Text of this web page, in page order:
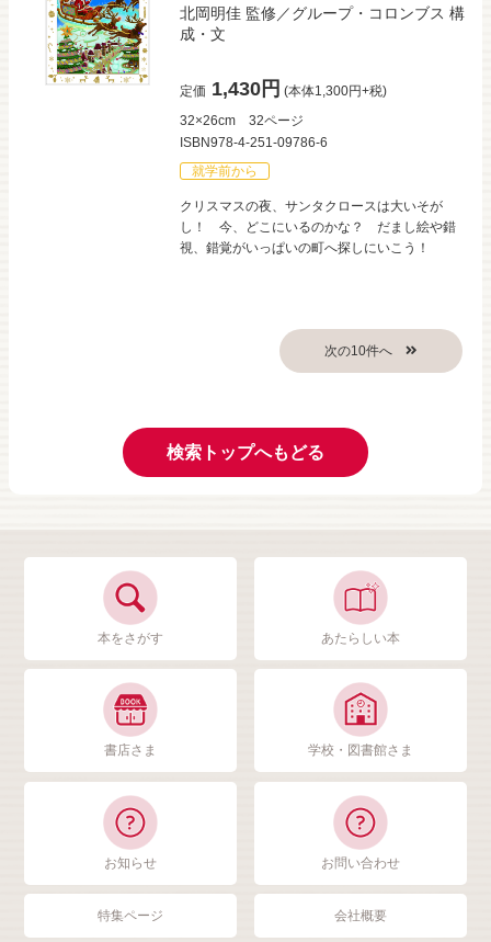
北岡明佳 監修／グループ・コロンブス 構
成・文
定価 1,430円 (本体1,300円+税)
32×26cm
32ページ
ISBN978-4-251-09786-6
就学前から
クリスマスの夜、サンタクロースは大いそが
し！ 今、どこにいるのかな？ だまし絵や錯
視、錯覚がいっぱいの町へ探しにいこう！
検索トップへもどる
本をさがす あたらしい本
書店さま 学校・図書館さま
お知らせ お問い合わせ
特集ページ 会社概要